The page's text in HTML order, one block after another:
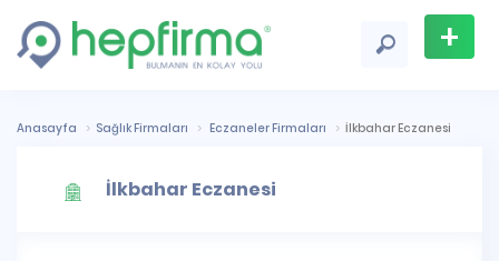
+
Ekle
Anasayfa Sağlık Firmaları Eczaneler Firmaları İlkbahar Eczanesi
İlkbahar Eczanesi